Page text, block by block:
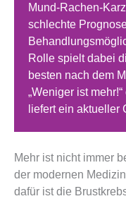
Mund-Rachen-
schlechte
Rolle spielt dabei
besten nach dem
„Weniger ist
liefert ein aktueller
Mehr ist nicht immer
der modernen Medizin
dafür ist die